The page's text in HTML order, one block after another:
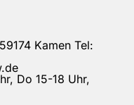
Kamen Tel:
Do 15-18 Uhr,